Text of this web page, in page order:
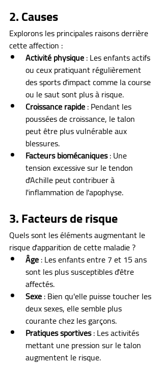
2. Causes
Explorons les principales raisons derrière
cette affection :
Activité physique : Les enfants actifs
ou ceux pratiquant régulièrement
des sports d'impact comme la course
ou le saut sont plus à risque.
Croissance rapide : Pendant les
poussées de croissance, le talon
peut être plus vulnérable aux
blessures.
Facteurs biomécaniques : Une
tension excessive sur le tendon
d'Achille peut contribuer à
l'inflammation de l'apophyse.
3. Facteurs de risque
Quels sont les éléments augmentant le
risque d'apparition de cette maladie ?
Âge : Les enfants entre 7 et 15 ans
sont les plus susceptibles d'être
affectés.
Sexe : Bien qu'elle puisse toucher les
deux sexes, elle semble plus
courante chez les garçons.
Pratiques sportives : Les activités
mettant une pression sur le talon
augmentent le risque.